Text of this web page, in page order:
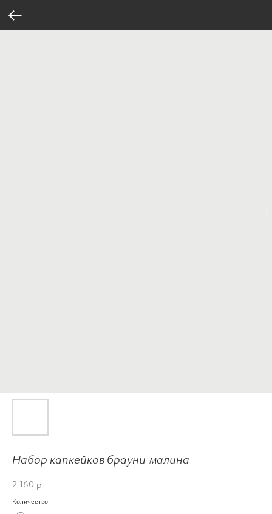
Набор капкейков брауни-малина
2 160 р.
Количество